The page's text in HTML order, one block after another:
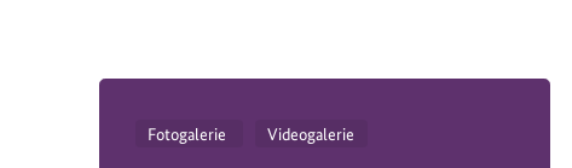
Fotogalerie Videogalerie